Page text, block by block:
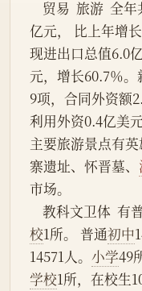
亿元， 比上年增
现进出口总值6.0
元，增长60.7％
9项，合同外资额
利用外资0.4亿美
主要旅游景点有
寨遗址、怀晋墓、
市场。
教科文卫体
校1所。 普通初中
14571人。 小学49
学校1所，在校生